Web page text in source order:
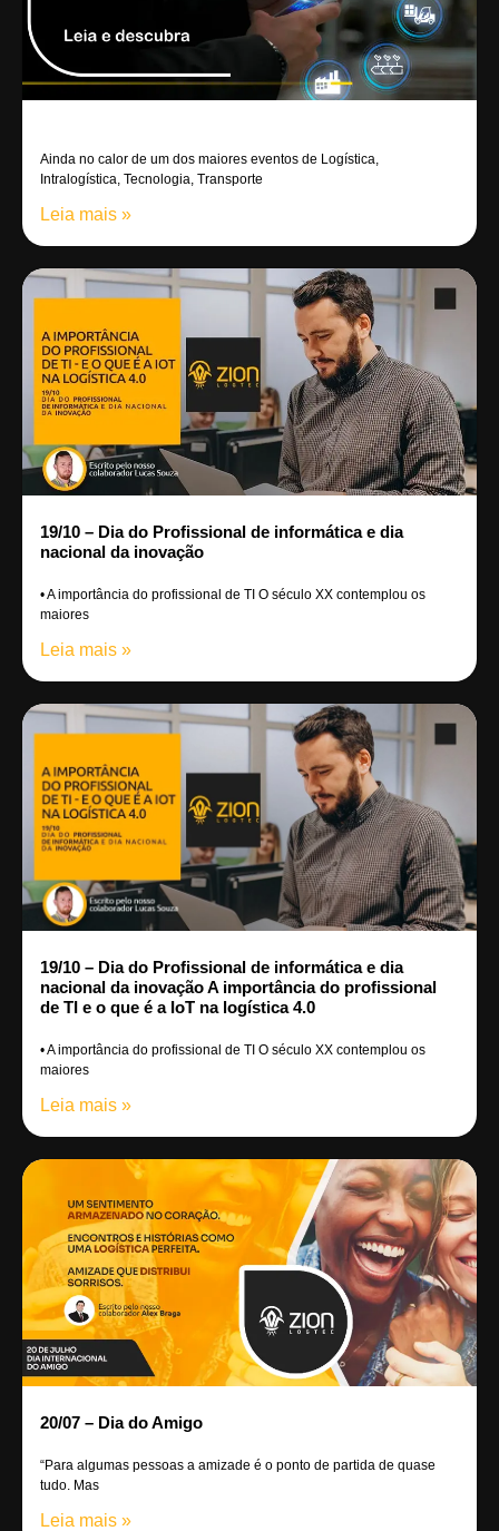
Ainda no calor de um dos maiores eventos de Logística,
Intralogística, Tecnologia, Transporte
Leia mais »
19/10 – Dia do Profissional de informática e dia
nacional da inovação
• A importância do profissional de TI O século XX contemplou os
maiores
Leia mais »
19/10 – Dia do Profissional de informática e dia
nacional da inovação A importância do profissional
de TI e o que é a IoT na logística 4.0
• A importância do profissional de TI O século XX contemplou os
maiores
Leia mais »
20/07 – Dia do Amigo
“Para algumas pessoas a amizade é o ponto de partida de quase
tudo. Mas
Leia mais »